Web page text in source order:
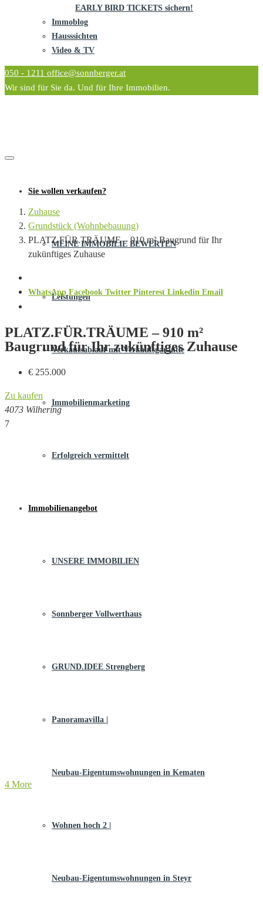
EARLY BIRD TICKETS sichern!
Immoblog
Hausssichten
Video & TV
050 - 1211 office@sonnberger.at
Wir sind für Sie da. Und für Ihre Immobilien.
Sie wollen verkaufen?
MEINE IMMOBILIE BEWERTEN
Leistungen
Verkaufsablauf mit Verkaufsgarantie
Immobilienmarketing
Erfolgreich vermittelt
Immobilienangebot
UNSERE IMMOBILIEN
Sonnberger Vollwerthaus
GRUND.IDEE Strengberg
Panoramavilla |
Neubau-Eigentums­­wohnungen in Kematen
Wohnen hoch 2 |
Neubau-Eigentumswohnungen in Steyr
Zuhause
Grundstück (Wohnbebauung)
PLATZ.FÜR.TRÄUME – 910 m² Baugrund für Ihr
zukünftiges Zuhause
WhatsApp Facebook Twitter Pinterest Linkedin Email
PLATZ.FÜR.TRÄUME – 910 m²
Baugrund für Ihr zukünftiges Zuhause
€ 255.000
Zu kaufen
4073 Wilhering
7
4 More